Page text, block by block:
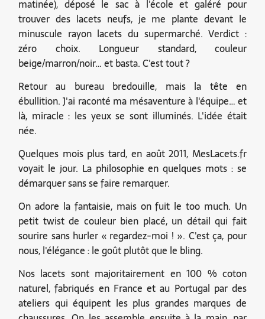
matinée), déposé le sac à l'école et galéré pour
trouver des lacets neufs, je me plante devant le
minuscule rayon lacets du supermarché. Verdict :
zéro choix. Longueur standard, couleur
beige/marron/noir… et basta. C'est tout ?
Retour au bureau bredouille, mais la tête en
ébullition. J'ai raconté ma mésaventure à l'équipe… et
là, miracle : les yeux se sont illuminés. L'idée était
née.
Quelques mois plus tard, en août 2011, MesLacets.fr
voyait le jour. La philosophie en quelques mots : se
démarquer sans se faire remarquer.
On adore la fantaisie, mais on fuit le too much. Un
petit twist de couleur bien placé, un détail qui fait
sourire sans hurler « regardez-moi ! ». C'est ça, pour
nous, l'élégance : le goût plutôt que le bling.
Nos lacets sont majoritairement en 100 % coton
naturel, fabriqués en France et au Portugal par des
ateliers qui équipent les plus grandes marques de